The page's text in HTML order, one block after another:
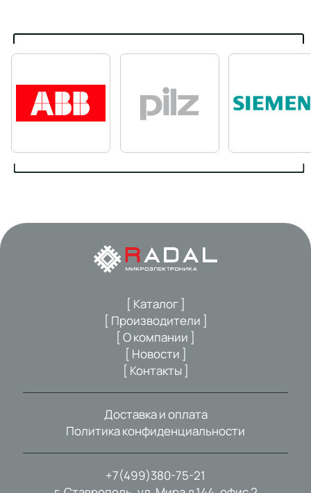
+7(499)380-75-21
[ Каталог ]
[ Производители ]
[ О компании ]
[ Новости ]
[ Контакты ]
Доставка и оплата
Политика конфиденциальности